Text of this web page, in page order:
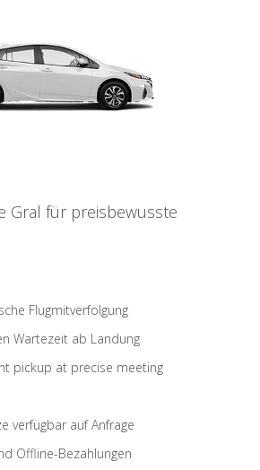
Gral für preisbewusste
Flugmitverfolgung
Wartezeit ab Landung
pickup at precise meeting
verfügbar auf Anfrage
Offline-Bezahlungen